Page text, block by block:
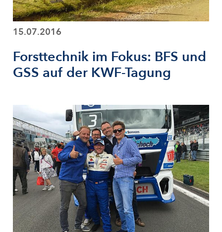
15.07.2016
Forsttechnik im Fokus: BFS und
GSS auf der KWF-Tagung